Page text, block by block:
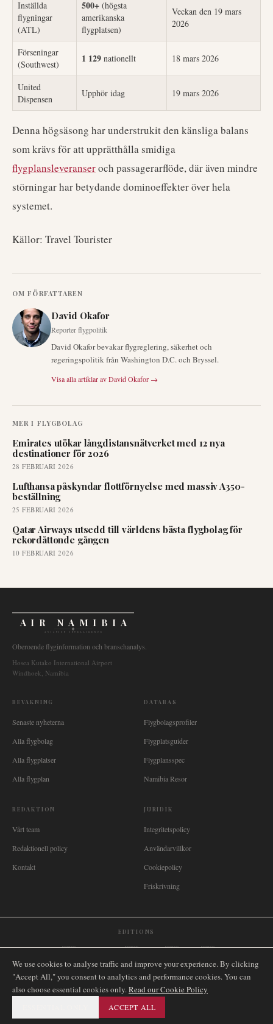
Inställda
flygningar
(ATL)
500+ (högsta
amerikanska
flygplatsen)
Veckan den 19 mars
2026
Förseningar
(Southwest)
1 129 nationellt 18 mars 2026
United
Dispensen
Upphör idag 19 mars 2026
Denna högsäsong har understrukit den känsliga balans
som krävs för att upprätthålla smidiga
flygplansleveranseroch passagerarflöde, där även mindre
störningar har betydande dominoeffekter över hela
systemet.
Källor: Travel Tourister
OM FÖRFATTAREN
David Okafor
Reporter flygpolitik
David Okafor bevakar flygreglering, säkerhet och
regeringspolitik från Washington D.C. och Bryssel.
Visa alla artiklar avDavid Okafor →
MER I FLYGBOLAG
Emirates utökar långdistansnätverket med 12 nya
destinationer för 2026
28 FEBRUARI 2026
Lufthansa påskyndar flottförnyelse med massiv A350-
beställning
25 FEBRUARI 2026
Qatar Airways utsedd till världens bästa flygbolag för
rekordåttonde gången
10 FEBRUARI 2026
AIR NAMIBIA
AVIATION INTELLIGENCE
Oberoende flyginformation och branschanalys.
Hosea Kutako International Airport
Windhoek, Namibia
BEVAKNING
Senaste nyheterna
Alla flygbolag
Alla flygplatser
Alla flygplan
DATABAS
Flygbolagsprofiler
Flygplatsguider
Flygplansspec
Namibia Resor
REDAKTION
Vårt team
Redaktionell policy
Kontakt
JURIDIK
Integritetspolicy
Användarvillkor
Cookiepolicy
Friskrivning
EDITIONS
🌐 International🇬🇧 United Kingdom🇦🇺 Australia🇨🇦 Canada🇳🇿 New Zealand
🇿🇦 South Africa🇸🇬 Singapore 🇩🇪 Deutschland🇳🇱 Nederland🇫🇷 France
🇮🇹 Italia🇪🇸 España 🇧🇷 Brasil🇸🇪 Sverige🇳🇴 Norge🇩🇰 Danmark
AIRNAMIBIA MEDIA.ALLA RÄTTIGHETER
We use cookies to analyse traffic and improve your experience. By clicking
"Accept All," you consent to analytics and performance cookies. You can
also choose essential cookies only.Read our Cookie Policy
ACCEPT ALL